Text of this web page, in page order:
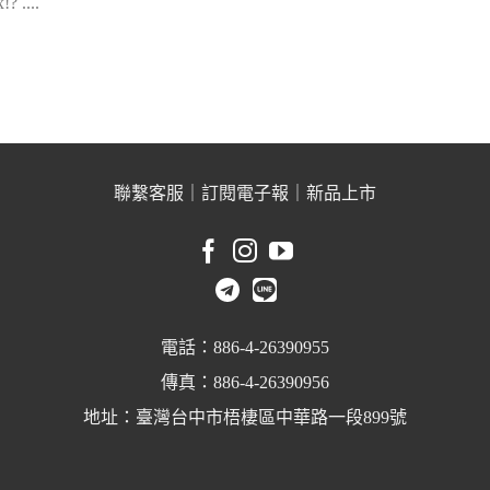
聯繫客服 訂閱電子報 新品上市
電話：886-4-26390955
傳真：886-4-26390956
地址：臺灣台中市梧棲區中華路一段899號